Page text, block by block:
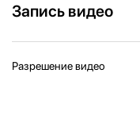
Запись видео
Разрешение видео